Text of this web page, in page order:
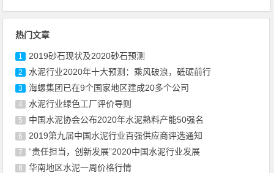
热门文章
1 2019砂石现状及2020砂石预测
2 水泥行业2020年十大预测：乘风破浪，砥砺前行
3 海螺集团已在9个国家地区建成20多个公司
4 水泥行业绿色工厂评价导则
5 中国水泥协会公布2020年水泥熟料产能50强名
6 2019第九届中国水泥行业百强供应商评选通知
7 “责任担当，创新发展”2020中国水泥行业发展
8 华南地区水泥一周价格行情